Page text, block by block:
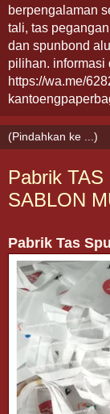
berpengalaman
tali, tas
dan spunbond
pilihan. informasi
https://wa.me/
Pabrik
SABLON
Pabrik Tas